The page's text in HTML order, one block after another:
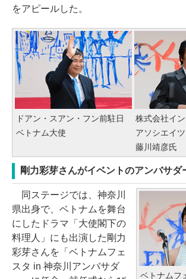
をアピールした。
ドアン・スアン・フン前駐日
ベトナム大使
株式会社イ
アソシエイ
藤川靖彦氏
剛力彩芽さんがイベントのアンバサダ
ベトナムフ
同ステージでは、神奈川
県出身で、ベトナムを舞台
にしたドラマ「大使閣下の
料理人」にも出演した剛力
彩芽さんを「ベトナムフェ
スタ in 神奈川アンバサダ